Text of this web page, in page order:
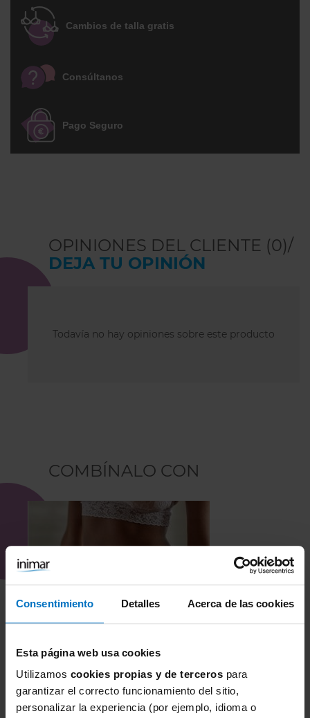
Consentimiento Detalles Acerca de las cookies
Esta página web usa cookies
Utilizamos cookies propias y de terceros para
garantizar el correcto funcionamiento del sitio,
personalizar la experiencia (por ejemplo, idioma o
favorecedor. ENTREGA EN 3-5 DÍAS
LABORABLES
Cambios de talla gratis
Consúltanos
Pago Seguro
OPINIONES DEL CLIENTE (0)/
DEJA TU OPINIÓN
Todavía no hay opiniones sobre este producto
COMBÍNALO CON